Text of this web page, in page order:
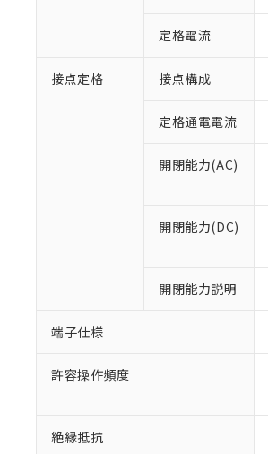
定格電流
接点定格 接点構成
定格通電電流
開閉能力(AC)
開閉能力(DC)
開閉能力説明
端子仕様
許容操作頻度
絶縁抵抗